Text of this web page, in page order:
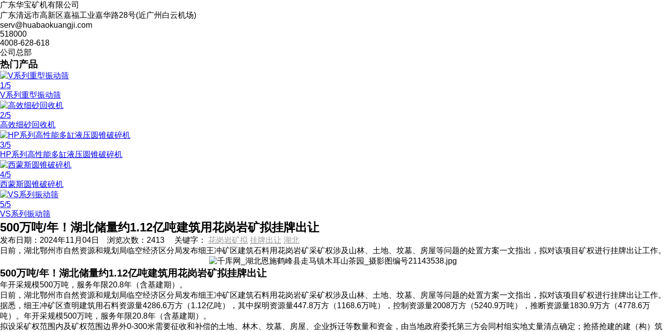
广东华宝矿机有限公司
广东清远市高新区嘉福工业嘉华路28号(近广州白云机场)
serv@huabaokuangji.com
518000
4008-628-618
公司总部
热门产品
1/5
V系列重型振动筛
2/5
高效细砂回收机
3/5
HP系列高性能多缸液压圆锥破碎机
4/5
西蒙斯圆锥破碎机
5/5
VS系列振动筛
500万吨/年！湖北储量约1.12亿吨建筑用花岗岩矿拟挂牌出让
发布日期： 2024年11月04日 浏览次数： 2413 关键字： 花岗岩矿拟 挂牌出让 湖北
日前，湖北鄂州市自然资源和规划局临空经济区分局发布细王冲矿区建筑石料用花岗岩矿采矿权涉及山林、土地、坟墓、房屋等问题的处置方案一文指出，拟对该项目矿权进行挂牌出让工作。
500万吨/年！湖北储量约1.12亿吨建筑用花岗岩矿拟挂牌出让
年开采规模500万吨，服务年限20.8年（含基建期）。
日前，湖北鄂州市自然资源和规划局临空经济区分局发布细王冲矿区建筑石料用花岗岩矿采矿权涉及山林、土地、坟墓、房屋等问题的处置方案一文指出，拟对该项目矿权进行挂牌出让工作。
据悉，细王冲矿区查明建筑用石料资源量4286.6万方（1.12亿吨），其中探明资源量447.8万方（1168.6万吨），控制资源量2008万方（5240.9万吨），推断资源量1830.9万方（4778.6万
吨）。年开采规模500万吨，服务年限20.8年（含基建期）。
拟设采矿权范围内及矿权范围边界外0-300米需要征收和补偿的土地、林木、坟墓、房屋、企业拆迁等数量和资金，由当地政府委托第三方会同村组实地丈量清点确定；抢搭抢建的建（构）筑